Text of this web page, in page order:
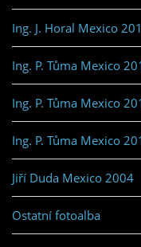
Ing. J. Horal Mexico
Ing. P. Tůma Mexico
Ing. P. Tůma Mexico
Ing. P. Tůma Mexico
Jiří Duda Mexico 2004
Ostatní fotoalba